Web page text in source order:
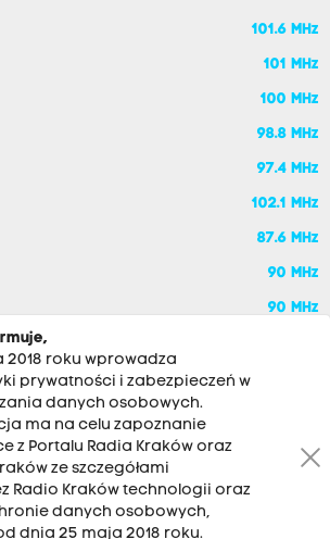
101.6 MHz
101 MHz
100 MHz
98.8 MHz
97.4 MHz
102.1 MHz
87.6 MHz
90 MHz
90 MHz
Aleja Juliusza Słowackiego 22, 30-007
2018 roku wprowadza
prywatności i zabezpieczeń w
danych osobowych.
ma na celu zapoznanie
z Portalu Radia Kraków oraz
ze szczegółami
Radio Kraków technologii oraz
danych osobowych,
dnia 25 maja 2018 roku.